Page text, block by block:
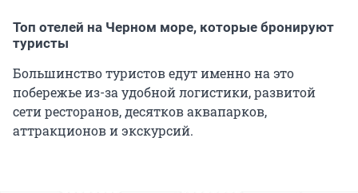
Топ отелей на Черном море, которые бронируют
туристы
Большинство туристов едут именно на это
побережье из-за удобной логистики, развитой
сети ресторанов, десятков аквапарков,
аттракционов и экскурсий.